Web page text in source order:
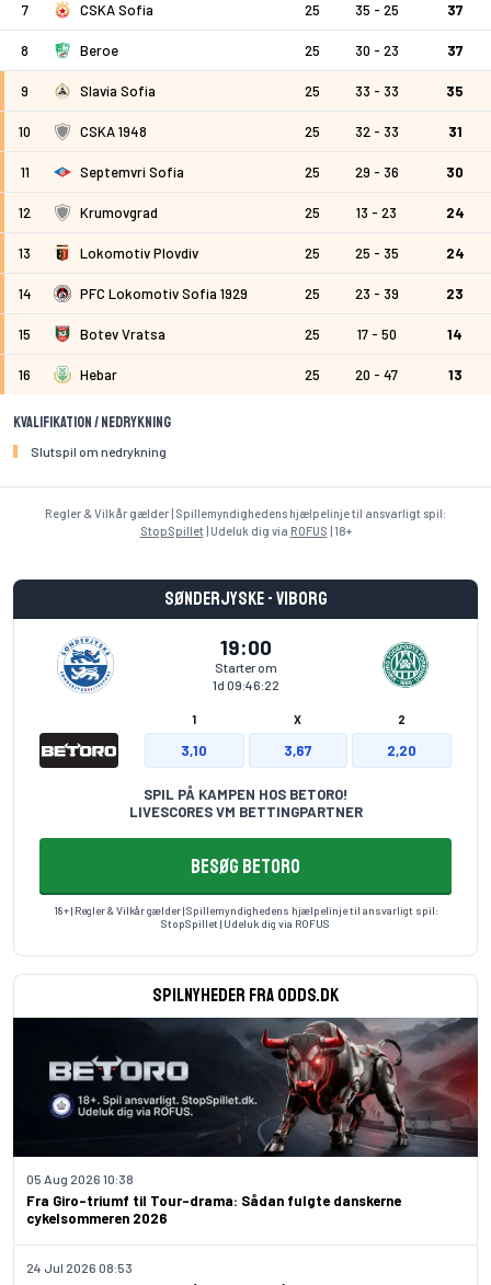
7 CSKA Sofia 25 35 - 25 37
8 Beroe 25 30 - 23 37
9 Slavia Sofia 25 33 - 33 35
10 CSKA 1948 25 32 - 33 31
11 Septemvri Sofia 25 29 - 36 30
12 Krumovgrad 25 13 - 23 24
13 Lokomotiv Plovdiv 25 25 - 35 24
14 PFC Lokomotiv Sofia 1929 25 23 - 39 23
15 Botev Vratsa 25 17 - 50 14
16 Hebar 25 20 - 47 13
Kvalifikation / Nedrykning
Slutspil om nedrykning
Regler & Vilkår gælder | Spillemyndighedens hjælpelinje til ansvarligt spil:
StopSpillet| Udeluk dig via ROFUS | 18+
Sønderjyske - Viborg
19:00
Starter om
1d 09:46:21
1 X 2
3,10 3,67 2,20
SPIL PÅ KAMPEN HOS BETORO!
LIVESCORES VM BETTINGPARTNER
BESØG BETORO
18+ | Regler & Vilkår gælder | Spillemyndighedens hjælpelinje til ansvarligt spil:
StopSpillet | Udeluk dig via ROFUS
Spilnyheder fra odds.dk
Fra Giro-triumf til Tour-drama: Sådan fulgte danskerne
cykelsommeren 2026
05 Aug 2026 10:38
24 Jul 2026 08:53